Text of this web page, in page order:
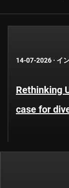
14-07-2026 · イ
Rethinking
case for